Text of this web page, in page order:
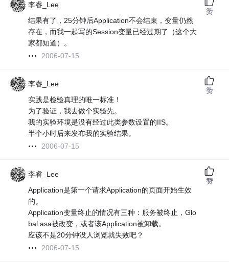
李睿_Lee
结果有了，25分钟后Application不会结束，变量仍然
存在，而我一起写的Session变量已经过期了（这个大
家都知道）。
2006-07-15
赞
李睿_Lee
实践是检验真理的唯一标准！
为了验证，我去做个实验先。
我的实验环境是没有经过此类参数设置的IIS。
半个小时后来发布我的实验结果。
2006-07-15
赞
李睿_Lee
Application是第一个请求Application的页面开始生效
的。
Application变量终止的情况有三种：服务被终止，Glo
bal.asa被改变，或者该Application被卸载。
应该不是20分钟没人浏览就失效吧？
2006-07-15
赞